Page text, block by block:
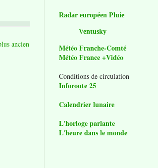
ancien
Radar européen Pluie
Ventusky
Météo Franche-Comté
Météo France +Vidéo
Conditions de circulation
Inforoute 25
Calendrier lunaire
L'horloge parlante
L'heure dans le monde